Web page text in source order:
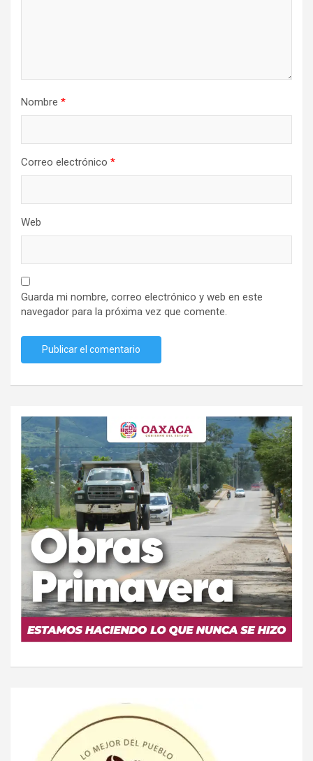
Nombre *
Correo electrónico *
Web
Guarda mi nombre, correo electrónico y web en este
navegador para la próxima vez que comente.